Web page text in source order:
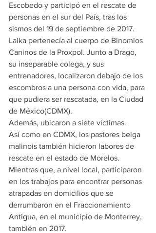
Escobedo y participó en el rescate de
personas en el sur del País, tras los
sismos del 19 de septiembre de 2017.
Laika pertenecía al cuerpo de Binomios
Caninos de la Proxpol. Junto a Drago,
su inseparable colega, y sus
entrenadores, localizaron debajo de los
escombros a una persona con vida, para
que pudiera ser rescatada, en la Ciudad
de México(CDMX).
Además, ubicaron a siete víctimas.
Así como en CDMX, los pastores belga
malinois también hicieron labores de
rescate en el estado de Morelos.
Mientras que, a nivel local, participaron
en los trabajos para encontrar personas
atrapadas en domicilios que se
derrumbaron en el Fraccionamiento
Antigua, en el municipio de Monterrey,
también en 2017.